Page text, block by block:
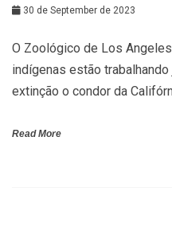
30 de September de 2023
O Zoológico de Los
indígenas estão
extinção o condor da
Read More